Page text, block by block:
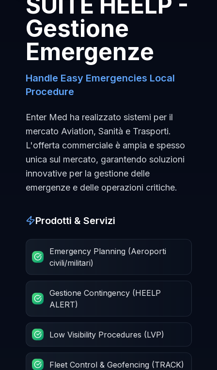
Gestione
Emergenze
Handle Easy Emergencies Local
Procedure
Enter Med ha realizzato sistemi per il
mercato Aviation, Sanità e Trasporti.
L'offerta commerciale è ampia e spesso
unica sul mercato, garantendo soluzioni
innovative per la gestione delle
emergenze e delle operazioni critiche.
Prodotti & Servizi
Emergency Planning (Aeroporti
civili/militari)
Gestione Contingency (HEELP
ALERT)
Low Visibility Procedures (LVP)
Fleet Control & Geofencing (TRACK)